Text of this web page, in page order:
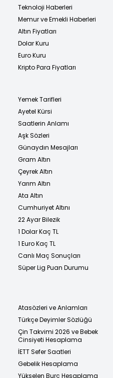
Teknoloji Haberleri
Memur ve Emekli Haberleri
Altın Fiyatları
Dolar Kuru
Euro Kuru
Kripto Para Fiyatları
Yemek Tarifleri
Ayetel Kürsi
Saatlerin Anlamı
Aşk Sözleri
Günaydın Mesajları
Gram Altın
Çeyrek Altın
Yarım Altın
Ata Altın
Cumhuriyet Altını
22 Ayar Bilezik
1 Dolar Kaç TL
1 Euro Kaç TL
Canlı Maç Sonuçları
Süper Lig Puan Durumu
Atasözleri ve Anlamları
Türkçe Deyimler Sözlüğü
Çin Takvimi 2026 ve Bebek
Cinsiyeti Hesaplama
İETT Sefer Saatleri
Gebelik Hesaplama
Yükselen Burç Hesaplama